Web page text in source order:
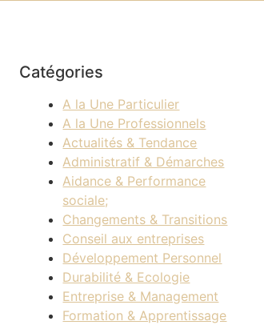
Catégories
A la Une Particulier
A la Une Professionnels
Actualités & Tendance
Administratif & Démarches
Aidance & Performance
sociale;
Changements & Transitions
Conseil aux entreprises
Développement Personnel
Durabilité & Ecologie
Entreprise & Management
Formation & Apprentissage